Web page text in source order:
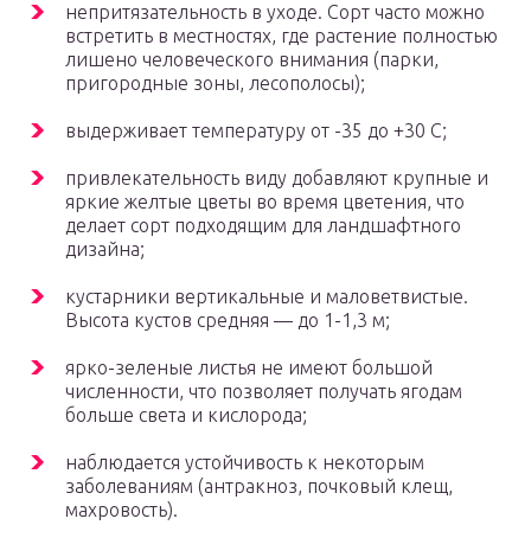
непритязательность в уходе. Сорт часто можно
встретить в местностях, где растение полностью
лишено человеческого внимания (парки,
пригородные зоны, лесополосы);
выдерживает температуру от -35 до +30 С;
привлекательность виду добавляют крупные и
яркие желтые цветы во время цветения, что
делает сорт подходящим для ландшафтного
дизайна;
кустарники вертикальные и маловетвистые.
Высота кустов средняя — до 1-1,3 м;
ярко-зеленые листья не имеют большой
численности, что позволяет получать ягодам
больше света и кислорода;
наблюдается устойчивость к некоторым
заболеваниям (антракноз, почковый клещ,
махровость).